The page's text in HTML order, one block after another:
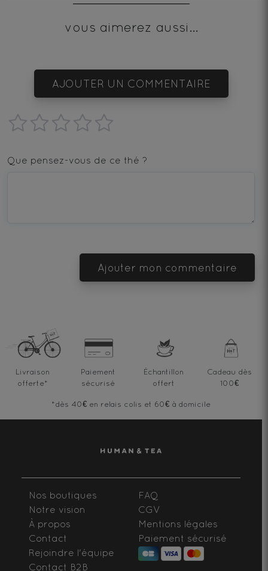
vous aimerez aussi...
AJOUTER UN COMMENTAIRE
star
—
—
stars
Que pensez-vous de ce thé ?
Ajouter mon commentaire
Livraison
offerte*
Paiement
sécurisé
Échantillon
offert
Cadeau dès
100€
*dès 40€ en relais colis et 60€ à domicile
Nos boutiques
Notre vision
À propos
Contact
Rejoindre l'équipe
Contact B2B
FAQ
CGV
Mentions légales
Paiement sécurisé